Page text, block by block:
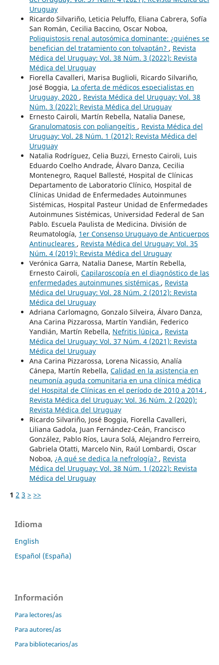
Uruguay
Ricardo Silvariño, Leticia Peluffo, Eliana Cabrera, Sofía
San Román, Cecilia Baccino, Oscar Noboa,
Poliquistosis renal autosómica dominante: ¿quiénes se
benefician del tratamiento con tolvaptán? , Revista
Médica del Uruguay: Vol. 38 Núm. 3 (2022): Revista
Médica del Uruguay
Fiorella Cavalleri, Marisa Buglioli, Ricardo Silvariño,
José Boggia, La oferta de médicos especialistas en
Uruguay, 2020 , Revista Médica del Uruguay: Vol. 38
Núm. 3 (2022): Revista Médica del Uruguay
Ernesto Cairoli, Martín Rebella, Natalia Danese,
Granulomatosis con poliangeítis , Revista Médica del
Uruguay: Vol. 28 Núm. 1 (2012): Revista Médica del
Uruguay
Natalia Rodríguez, Celia Buzzi, Ernesto Cairoli, Luis
Eduardo Coelho Andrade, Álvaro Danza, Cecilia
Montenegro, Raquel Ballesté, Hospital de Clínicas
Departamento de Laboratorio Clínico, Hospital de
Clínicas Unidad de Enfermedades Autoinmunes
Sistémicas, Hospital Pasteur Unidad de Enfermedades
Autoinmunes Sistémicas, Universidad Federal de San
Pablo. Escuela Paulista de Medicina. División de
Reumatología, 1er Consenso Uruguayo de Anticuerpos
Antinucleares , Revista Médica del Uruguay: Vol. 35
Núm. 4 (2019): Revista Médica del Uruguay
Verónica Garra, Natalia Danese, Martín Rebella,
Ernesto Cairoli, Capilaroscopía en el diagnóstico de las
enfermedades autoinmunes sistémicas , Revista
Médica del Uruguay: Vol. 28 Núm. 2 (2012): Revista
Médica del Uruguay
Adriana Carlomagno, Gonzalo Silveira, Álvaro Danza,
Ana Carina Pizzarossa, Martín Yandián, Federico
Yandián, Martín Rebella, Nefritis lúpica , Revista
Médica del Uruguay: Vol. 37 Núm. 4 (2021): Revista
Médica del Uruguay
Ana Carina Pizzarossa, Lorena Nicassio, Analía
Cánepa, Martín Rebella, Calidad en la asistencia en
neumonía aguda comunitaria en una clínica médica
del Hospital de Clínicas en el período de 2010 a 2014 ,
Revista Médica del Uruguay: Vol. 36 Núm. 2 (2020):
Revista Médica del Uruguay
Ricardo Silvariño, José Boggia, Fiorella Cavalleri,
Liliana Gadola, Juan Fernández-Ceán, Francisco
González, Pablo Ríos, Laura Solá, Alejandro Ferreiro,
Gabriela Otatti, Marcelo Nin, Raúl Lombardi, Oscar
Noboa, ¿A qué se dedica la nefrología? , Revista
Médica del Uruguay: Vol. 38 Núm. 1 (2022): Revista
Médica del Uruguay
1 2 3 > >>
Idioma
English
Español (España)
Información
Para lectores/as
Para autores/as
Para bibliotecarios/as